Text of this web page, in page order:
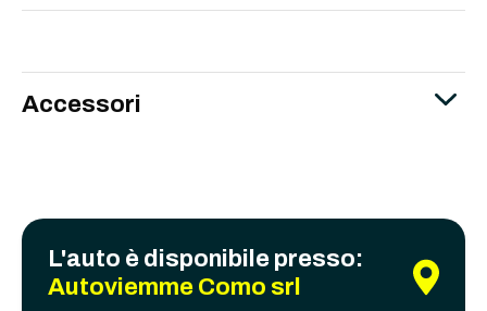
Accessori
L'auto è disponibile presso:
Autoviemme Como srl